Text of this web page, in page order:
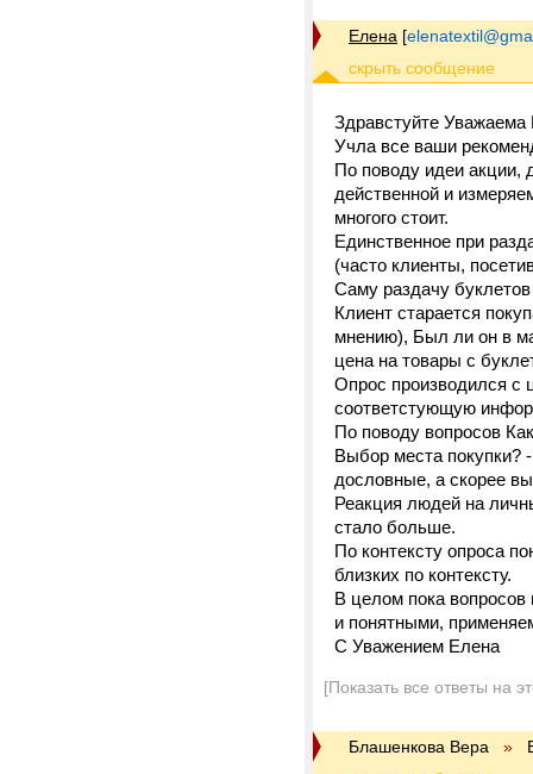
Елена [
Здравстуйте
Учла все ваши
По поводу идеи акции,
действенной и
многого стоит.
Единственное при
(часто клиенты,
Саму раздачу
Клиент старается
мнению), Был ли он в
цена на товары с
Опрос производился с
соответстующую
По поводу вопросов
Выбор места покупки?
дословные, а скорее
Реакция людей на
стало больше.
По контексту опроса
близких по контексту.
В целом пока
и понятными,
С Уважением Елена
[Показать все ответы на
Блашенкова Вера »